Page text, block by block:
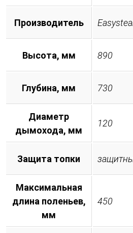
Производитель
Высота, мм 890
Глубина, мм 730
Диаметр
дымохода, мм
120
Защита топки
Максимальная
длина поленьев,
мм
450